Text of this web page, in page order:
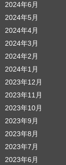
2024年6月
2024年5月
2024年4月
2024年3月
2024年2月
2024年1月
2023年12月
2023年11月
2023年10月
2023年9月
2023年8月
2023年7月
2023年6月